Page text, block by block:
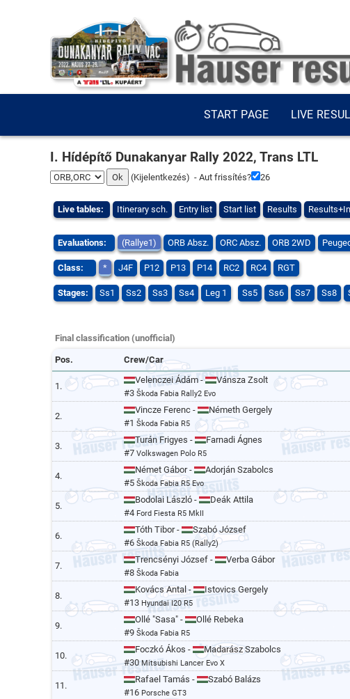
START PAGE LIVE
I. Hídépítő Dunakanyar Rally 2022, Trans LTL
(Kijelentkezés) - Aut frissítés? 25
Live tables: Itinerary sch. Entry list Start list Results
Evaluations: (Rallye1) ORB Absz. ORC Absz. ORB 2WD
Class: * J4F P12 P13 P14 RC2 RC4 RGT
Stages: Ss1 Ss2 Ss3 Ss4 Leg 1 Ss5 Ss6 Ss7 Ss8
Final classification (unofficial)
Pos. Crew/Car
1.
Velenczei Ádám -
Vánsza Zsolt
#3 Škoda Fabia Rally2 Evo
2.
Vincze Ferenc -
Németh Gergely
#1 Škoda Fabia R5
3.
Turán Frigyes -
Farnadi Ágnes
#7 Volkswagen Polo R5
4.
Német Gábor -
Adorján Szabolcs
#5 Škoda Fabia R5 Evo
5.
Bodolai László -
Deák Attila
#4 Ford Fiesta R5 MkII
6.
Tóth Tibor -
Szabó József
#6 Škoda Fabia R5 (Rally2)
7.
Trencsényi József -
Verba Gábor
#8 Škoda Fabia
8.
Kovács Antal -
Istovics Gergely
#13 Hyundai I20 R5
9.
Ollé "Sasa" -
Ollé Rebeka
#9 Škoda Fabia R5
10.
Foczkó Ákos -
Madarász Szabolcs
#30 Mitsubishi Lancer Evo X
11.
Rafael Tamás -
Szabó Balázs
#16 Porsche GT3